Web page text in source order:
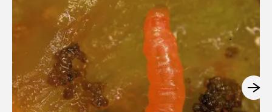
Qui sommes-nous?